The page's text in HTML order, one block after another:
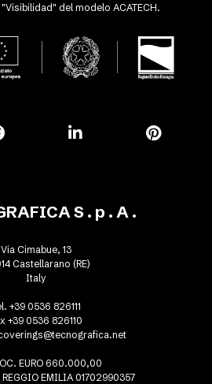
del modelo ACATECH.
S . p . A .
Via Cimabue, 13
Castellarano (RE)
Italy
+39 0536 826111
+39 0536 826110
EURO 660.000,00
REGGIO EMILIA 01702990357